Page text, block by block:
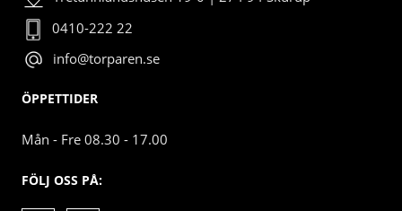
0410-222 22
info@torparen.se
ÖPPETTIDER
Mån - Fre 08.30 - 17.00
FÖLJ OSS PÅ: